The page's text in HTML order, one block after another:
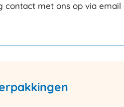
met ons op via